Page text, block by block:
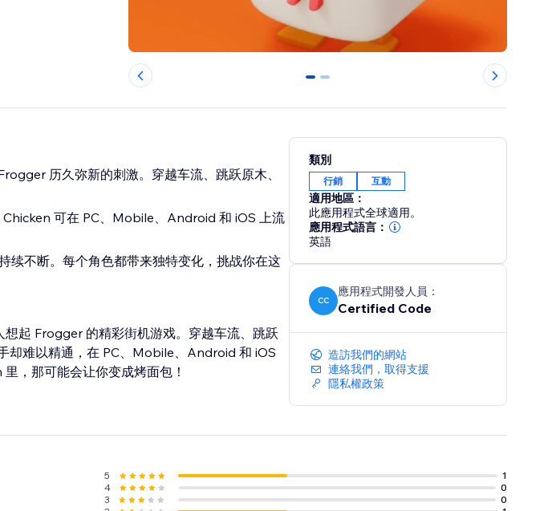
0 1
历久弥新的刺激。穿越车流、跳跃原木、
可在 PC、Mobile、Android 和 iOS 上流
续不断。每个角色都带来独特变化，挑战你在这
起 Frogger 的精彩街机游戏。穿越车流、跳跃
却难以精通，在 PC、Mobile、Android 和 iOS
，那可能会让你变成烤面包！
類別
行銷 互動
適用地區：
此應用程式全球適用。
應用程式語言：
英語
CC
應用程式開發人員：
Certified Code
造訪我們的網站
連絡我們，取得支援
隱私權政策
5
1
4
0
3
0